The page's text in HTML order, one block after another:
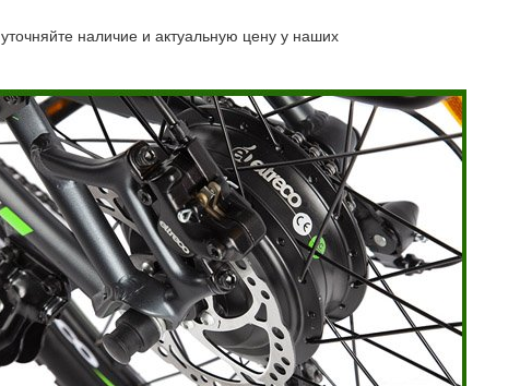
наличие и актуальную цену у наших